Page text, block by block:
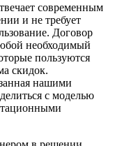
современным
и не требует
Договор
необходимый
пользуются
скидок.
нашими
с моделью